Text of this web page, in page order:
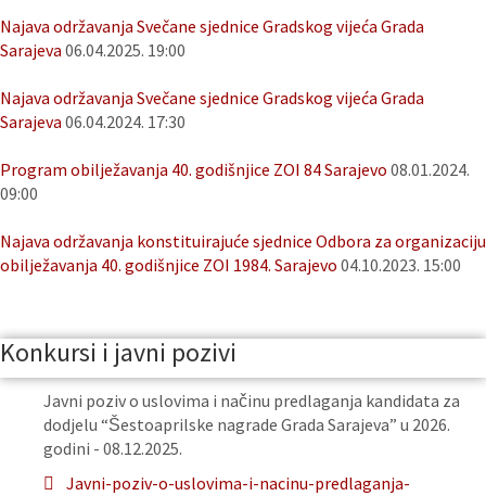
Najava održavanja Svečane sjednice Gradskog vijeća Grada
Sarajeva 06.04.2025. 19:00
Najava održavanja Svečane sjednice Gradskog vijeća Grada
Sarajeva 06.04.2024. 17:30
Program obilježavanja 40. godišnjice ZOI 84 Sarajevo 08.01.2024.
09:00
Najava održavanja konstituirajuće sjednice Odbora za organizaciju
obilježavanja 40. godišnjice ZOI 1984. Sarajevo 04.10.2023. 15:00
Konkursi i javni pozivi
Javni poziv o uslovima i načinu predlaganja kandidata za
dodjelu “Šestoaprilske nagrade Grada Sarajeva” u 2026.
godini - 08.12.2025.
Javni-poziv-o-uslovima-i-nacinu-predlaganja-